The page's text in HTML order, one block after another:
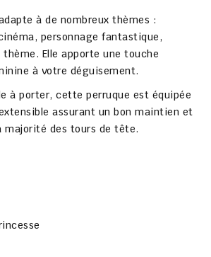
à de nombreux thèmes :
personnage fantastique,
Elle apporte une touche
à votre déguisement.
à porter, cette perruque est équipée
assurant un bon maintien et
majorité des tours de tête.